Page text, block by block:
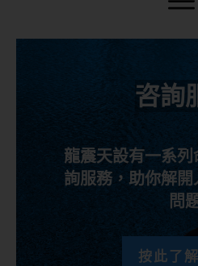
咨詢
龍震天設有一系
詢服務，助你解
問
按此了解